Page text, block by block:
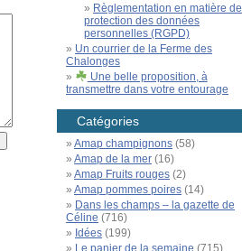
Règlementation en matière de
protection des données
personnelles (RGPD)
Un courrier de la Ferme des
Chalonges
Une belle proposition, à
transmettre dans votre entourage
Catégories
Amap champignons (58)
Amap de la mer (16)
Amap Fruits rouges (2)
Amap pommes poires (14)
Dans les champs – la gazette de
Céline (716)
Idées (199)
Le panier de la semaine (715)